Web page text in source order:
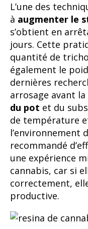
L’une des
à augmenter le
s’obtient en
jours. Cette
quantité de
également le
dernières
arrosage avant
du pot et du
de température
l’environnement
recommandé
une expérience
cannabis, car si
correctement,
productive.